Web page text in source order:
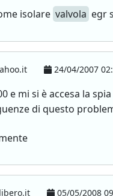
isolare valvola egr
24/04/2007
e mi si è accesa la
di questo
05/05/2008